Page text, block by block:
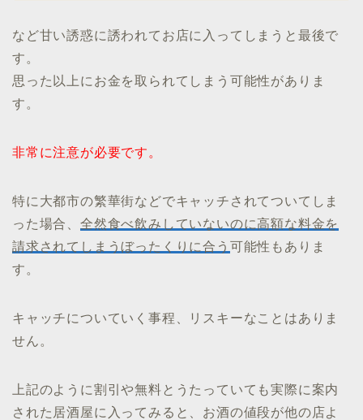
など甘い誘惑に誘われてお店に入ってしまうと最後で
す。
思った以上にお金を取られてしまう可能性がありま
す。
非常に注意が必要です。
特に大都市の繁華街などでキャッチされてついてしま
った場合、 全然食べ飲みしていないのに高額な料金を
請求されてしまうぼったくりに合う 可能性もありま
す。
キャッチについていく事程、リスキーなことはありま
せん。
上記のように割引や無料とうたっていても実際に案内
された居酒屋に入ってみると、お酒の値段が他の店よ